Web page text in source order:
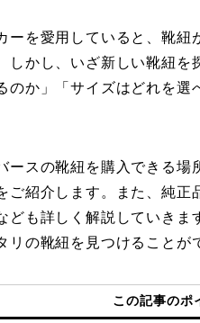
ーを愛用していると、靴
しかし、いざ新しい靴紐
のか」「サイズはどれを
ースの靴紐を購入できる場
ご紹介します。また、純
ども詳しく解説していきま
リの靴紐を見つけることが
この記事のポ